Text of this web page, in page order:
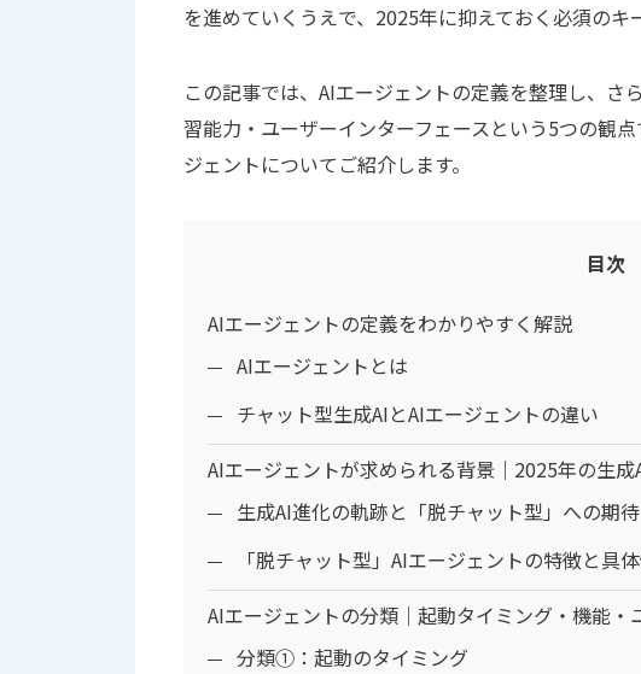
を進めていくうえで、2025年に抑えておく必須のキ
この記事では、AIエージェントの定義を整理し、さ
習能力・ユーザーインターフェースという5つの観
ジェントについてご紹介します。
目次
AIエージェントの定義をわかりやすく解説
AIエージェントとは
チャット型生成AIとAIエージェントの違い
AIエージェントが求められる背景｜2025年の生
生成AI進化の軌跡と「脱チャット型」への期待
「脱チャット型」AIエージェントの特徴と具
AIエージェントの分類｜起動タイミング・機能
分類①：起動のタイミング